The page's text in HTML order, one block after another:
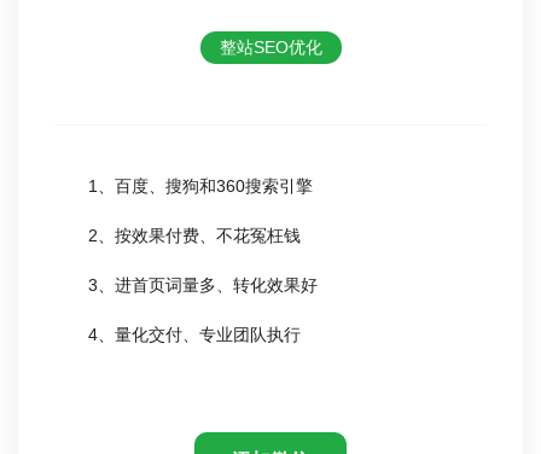
整站SEO优化
1、百度、搜狗和360搜索引擎
2、按效果付费、不花冤枉钱
3、进首页词量多、转化效果好
4、量化交付、专业团队执行